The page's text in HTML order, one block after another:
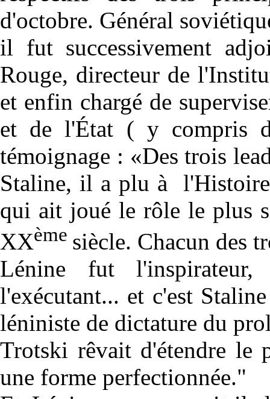
d'octobre. Général
il fut successivement
Rouge, directeur de
et enfin chargé de
et de l'État ( y compris
témoignage : «Des trois
Staline, il a plu à
qui ait joué le rôle le plus
XXème siècle. Chacun des
Lénine fut
l'exécutant... et c'est
léniniste de dictature du
Trotski rêvait d'étendre le
une forme perfectionnée."